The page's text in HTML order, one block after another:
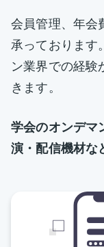
会員管理、年会
承っております
ン業界での経験
きます。
学会のオンデマ
演・配信機材な